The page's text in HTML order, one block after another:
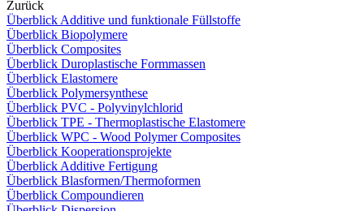
Zurück
Überblick Additive und funktionale Füllstoffe
Überblick Biopolymere
Überblick Composites
Überblick Duroplastische Formmassen
Überblick Elastomere
Überblick Polymersynthese
Überblick PVC - Polyvinylchlorid
Überblick TPE - Thermoplastische Elastomere
Überblick WPC - Wood Polymer Composites
Überblick Kooperationsprojekte
Überblick Additive Fertigung
Überblick Blasformen/Thermoformen
Überblick Compoundieren